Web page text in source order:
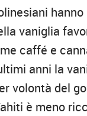
vaniglia
caffé e
anni la
volontà del
è meno